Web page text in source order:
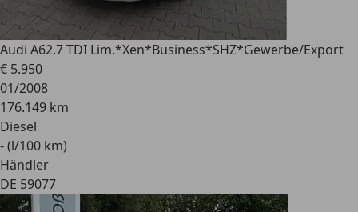
Audi A62.7 TDI Lim.*Xen*Business*SHZ*Gewerbe/Export
€ 5.950
01/2008
176.149 km
Diesel
- (l/100 km)
Händler
DE 59077